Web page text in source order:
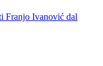
Franjo Ivanović dal